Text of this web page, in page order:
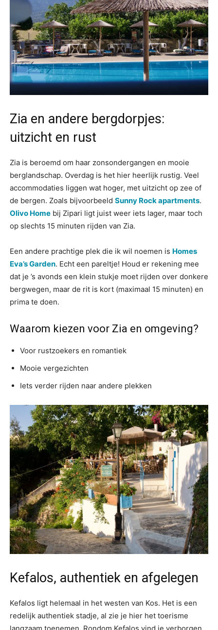
Zia en andere bergdorpjes:
uitzicht en rust
Zia is beroemd om haar zonsondergangen en mooie
berglandschap. Overdag is het hier heerlijk rustig. Veel
accommodaties liggen wat hoger, met uitzicht op zee of
de bergen. Zoals bijvoorbeeld Sunny Rock apartments.
Olivo Home bij Zipari ligt juist weer iets lager, maar toch
op slechts 15 minuten rijden van Zia.
Een andere prachtige plek die ik wil noemen is Homes
Eva’s Garden. Echt een pareltje! Houd er rekening mee
dat je ’s avonds een klein stukje moet rijden over donkere
bergwegen, maar de rit is kort (maximaal 15 minuten) en
prima te doen.
Waarom kiezen voor Zia en omgeving?
Voor rustzoekers en romantiek
Mooie vergezichten
Iets verder rijden naar andere plekken
Kefalos, authentiek en afgelegen
Kefalos ligt helemaal in het westen van Kos. Het is een
redelijk authentiek stadje, al zie je hier het toerisme